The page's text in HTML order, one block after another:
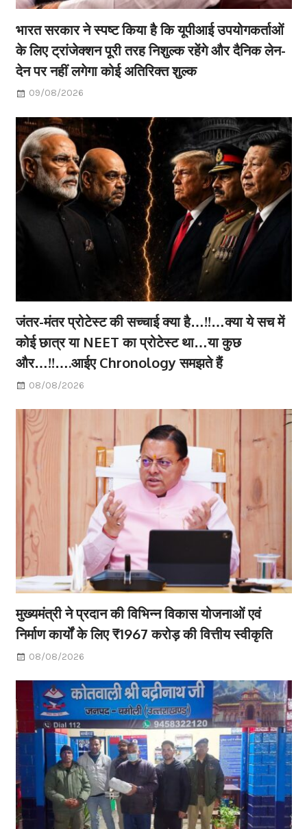
भारत सरकार ने स्पष्ट किया है कि यूपीआई उपयोगकर्ताओं
के लिए ट्रांजेक्शन पूरी तरह निशुल्क रहेंगे और दैनिक लेन-
देन पर नहीं लगेगा कोई अतिरिक्त शुल्क
09/08/2026
जंतर-मंतर प्रोटेस्ट की सच्चाई क्या है…!!…क्या ये सच में
कोई छात्र या NEET का प्रोटेस्ट था…या कुछ
और…!!….आईए Chronology समझते हैं
08/08/2026
मुख्यमंत्री ने प्रदान की विभिन्न विकास योजनाओं एवं
निर्माण कार्यों के लिए ₹1967 करोड़ की वित्तीय स्वीकृति
08/08/2026